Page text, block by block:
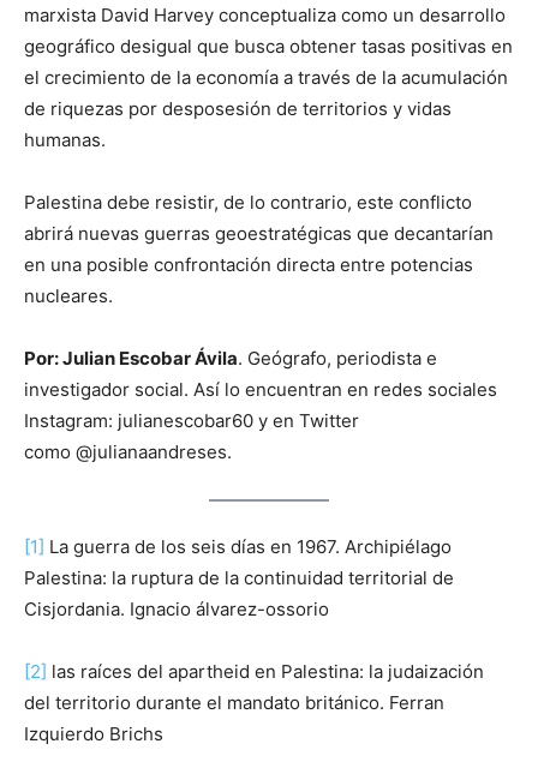
marxista David Harvey conceptualiza como un desarrollo
geográfico desigual que busca obtener tasas positivas en
el crecimiento de la economía a través de la acumulación
de riquezas por desposesión de territorios y vidas
humanas.
Palestina debe resistir, de lo contrario, este conflicto
abrirá nuevas guerras geoestratégicas que decantarían
en una posible confrontación directa entre potencias
nucleares.
Por: Julian Escobar Ávila. Geógrafo, periodista e
investigador social. Así lo encuentran en redes sociales
Instagram: julianescobar60 y en Twitter
como @julianaandreses.
[1] La guerra de los seis días en 1967. Archipiélago
Palestina: la ruptura de la continuidad territorial de
Cisjordania. Ignacio álvarez-ossorio
[2] las raíces del apartheid en Palestina: la judaización
del territorio durante el mandato británico. Ferran
Izquierdo Brichs